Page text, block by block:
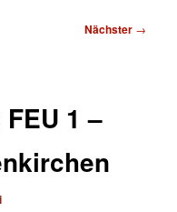
Nächster →
1 –